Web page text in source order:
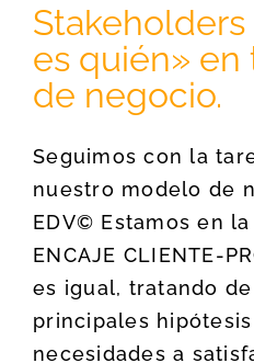
es quién»
de negocio.
Seguimos con la
nuestro modelo de
EDV© Estamos en
ENCAJE CLIENTE-
es igual, tratando
principales
necesidades a